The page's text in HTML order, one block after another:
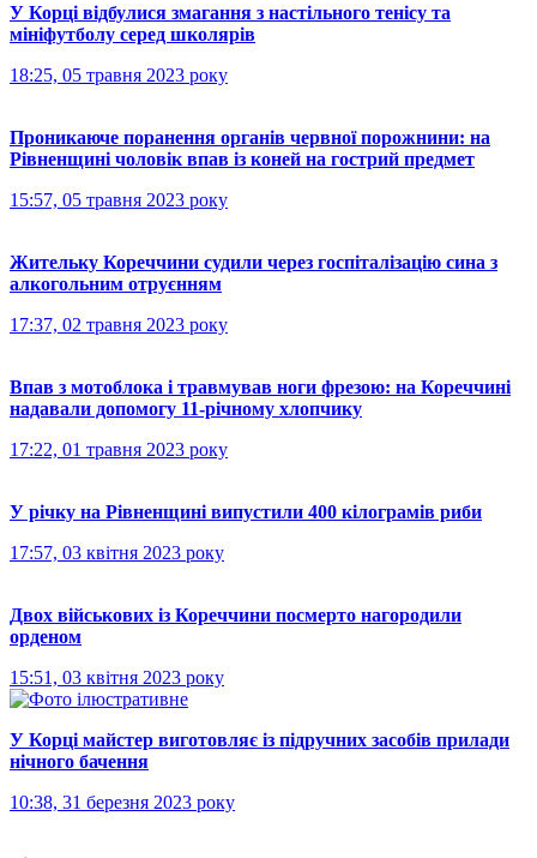
У Корці відбулися змагання з настільного тенісу та
мініфутболу серед школярів
18:25, 05 травня 2023 року
Проникаюче поранення органів червної порожнини: на
Рівненщині чоловік впав із коней на гострий предмет
15:57, 05 травня 2023 року
Жительку Кореччини судили через госпіталізацію сина з
алкогольним отруєнням
17:37, 02 травня 2023 року
Впав з мотоблока і травмував ноги фрезою: на Кореччині
надавали допомогу 11-річному хлопчику
17:22, 01 травня 2023 року
У річку на Рівненщині випустили 400 кілограмів риби
17:57, 03 квітня 2023 року
Двох військових із Кореччини посмерто нагородили
орденом
15:51, 03 квітня 2023 року
У Корці майстер виготовляє із підручних засобів прилади
нічного бачення
10:38, 31 березня 2023 року